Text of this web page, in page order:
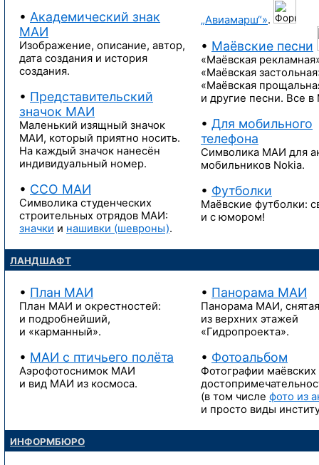
• Академический знак
МАИ
Изображение, описание, автор,
дата создания и история
создания.
• Представительский
значок МАИ
Маленький изящный значок
МАИ, который приятно носить.
На каждый значок нанесён
индивидуальный номер.
• ССО МАИ
Символика студенческих
строительных отрядов МАИ:
значки и нашивки (шевроны).
„Авиамарш“».
• Маёвские песни
«Маёвская
«Маёвская
«Маёвская
и другие песни. Все в
• Для мобильного
телефона
Символика МАИ для
мобильников Nokia.
• Футболки
Маёвские футболки:
и с юмором!
ЛАНДШАФТ
• План МАИ
План МАИ и окрестностей:
и подробнейший,
и «карманный».
• МАИ с птичьего полёта
Аэрофотоснимок МАИ
и вид МАИ из космоса.
• Панорама МАИ
Панорама МАИ,
из верхних этажей
«Гидропроекта».
• Фотоальбом
Фотографии маёвских
(в том числе фото из
и просто виды
ИНФОРМБЮРО